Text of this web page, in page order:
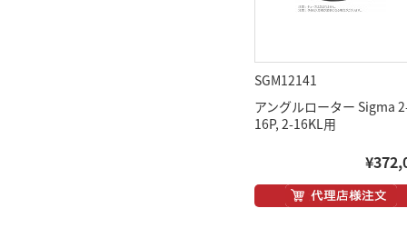
SGM12141
アングルローター Sigma
16P, 2-16KL用